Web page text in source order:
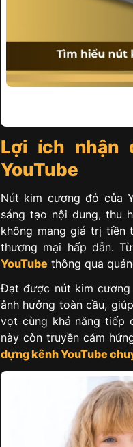
Lợi ích nhận
YouTube
Nút kim cương đỏ của
sáng tạo nội dung, thu
không mang giá trị
thương mại hấp dẫn.
YouTube thông qua
Đạt được nút kim cương
ảnh hưởng toàn cầu,
vọt cùng khả năng tiếp
này còn truyền cảm
dựng kênh YouTube